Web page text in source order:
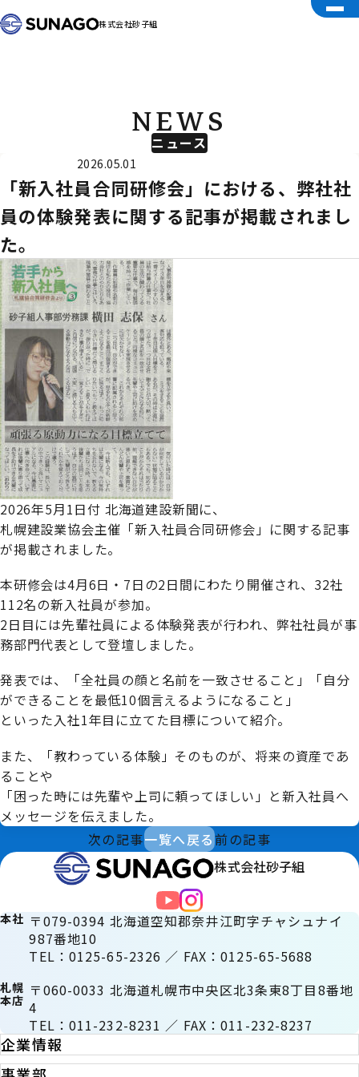
株式会社砂子組
ニュース
NEWS
2026.05.01
「新入社員合同研修会」における、弊社社
員の体験発表に関する記事が掲載されまし
た。
2026年5月1日付 北海道建設新聞に、
札幌建設業協会主催「新入社員合同研修会」に関する記事
が掲載されました。
本研修会は4月6日・7日の2日間にわたり開催され、32社
112名の新入社員が参加。
2日目には先輩社員による体験発表が行われ、弊社社員が事
務部門代表として登壇しました。
発表では、「全社員の顔と名前を一致させること」「自分
ができることを最低10個言えるようになること」
といった入社1年目に立てた目標について紹介。
また、「教わっている体験」そのものが、将来の資産であ
ることや
「困った時には先輩や上司に頼ってほしい」と新入社員へ
メッセージを伝えました。
次の記事一覧へ戻る前の記事
株式会社砂子組
本社 〒079-0394 北海道空知郡奈井江町字チャシュナイ
987番地10
TEL：0125-65-2326 ／ FAX：0125-65-5688
札幌
本店
〒060-0033 北海道札幌市中央区北3条東8丁目8番地
4
TEL：011-232-8231 ／ FAX：011-232-8237
企業情報